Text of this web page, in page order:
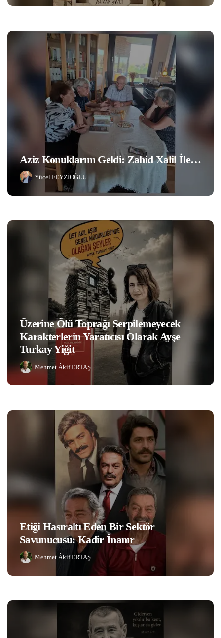
Aziz Konuklarım Geldi: Zahid Xalil İle…
Yücel FEYZİOĞLU
Üzerine Ölü Toprağı Serpilemeyecek
Karakterlerin Yaratıcısı Olarak Ayşe
Turkay Yiğit
Mehmet Âkif ERTAŞ
Etiği Hasıraltı Eden Bir Sektör
Savunucusu: Kadir İnanır
Mehmet Âkif ERTAŞ